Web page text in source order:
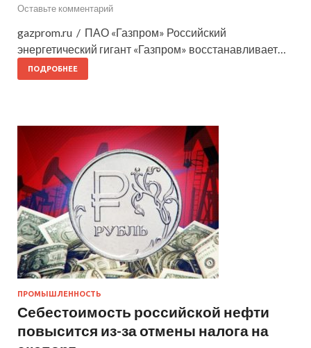
Оставьте комментарий
gazprom.ru / ПАО «Газпром» Российский
энергетический гигант «Газпром» восстанавливает…
ПОДРОБНЕЕ
ПРОМЫШЛЕННОСТЬ
Себестоимость российской нефти
повысится из-за отмены налога на